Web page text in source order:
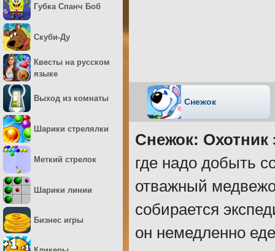
Снежок
Снежок:
где надо добыть
отважный
собирается
он немедленно
Губка Спанч Боб
Скуби-Ду
Квесты на русском
языке
Выход из комнаты
Шарики стрелялки
Меткий стрелок
Шарики линии
Бизнес игры